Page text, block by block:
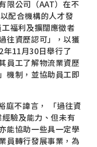
限公司（AAT）在不
配合機構的人才發
福利及擴闊應徵者
往資歷認可」，以獲
年11月30日舉行了
員工了解物流業資歷
機制，並協助員工即
庭不諱言， 「過往資
驗及能力、但未有
能協助一些具一定學
員轉行發展事業，為